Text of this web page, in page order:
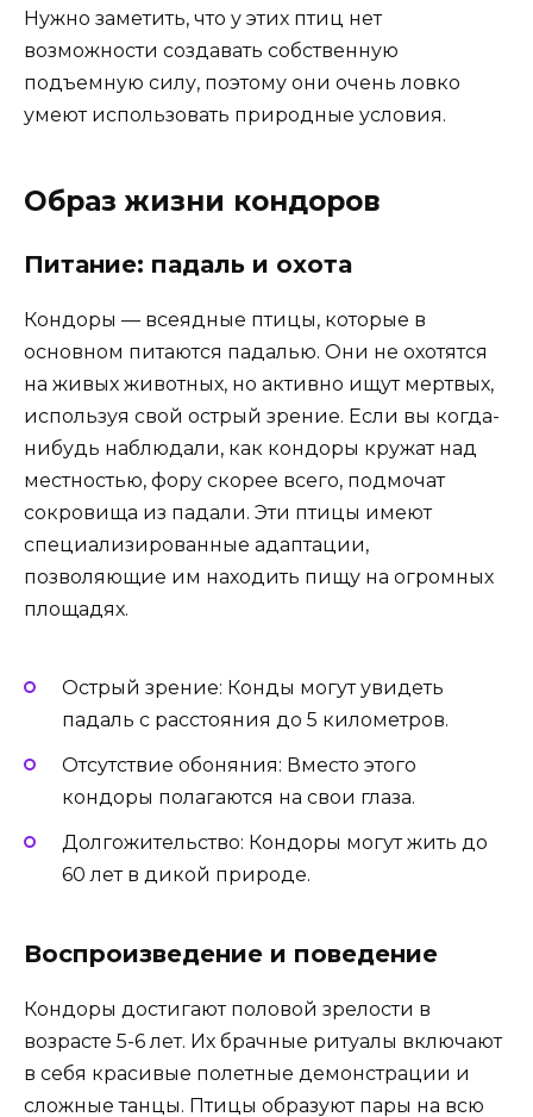
Нужно заметить, что у этих птиц нет
возможности создавать собственную
подъемную силу, поэтому они очень ловко
умеют использовать природные условия.
Образ жизни кондоров
Питание: падаль и охота
Кондоры — всеядные птицы, которые в
основном питаются падалью. Они не охотятся
на живых животных, но активно ищут мертвых,
используя свой острый зрение. Если вы когда-
нибудь наблюдали, как кондоры кружат над
местностью, фору скорее всего, подмочат
сокровища из падали. Эти птицы имеют
специализированные адаптации,
позволяющие им находить пищу на огромных
площадях.
Острый зрение: Конды могут увидеть
падаль с расстояния до 5 километров.
Отсутствие обоняния: Вместо этого
кондоры полагаются на свои глаза.
Долгожительство: Кондоры могут жить до
60 лет в дикой природе.
Воспроизведение и поведение
Кондоры достигают половой зрелости в
возрасте 5-6 лет. Их брачные ритуалы включают
в себя красивые полетные демонстрации и
сложные танцы. Птицы образуют пары на всю